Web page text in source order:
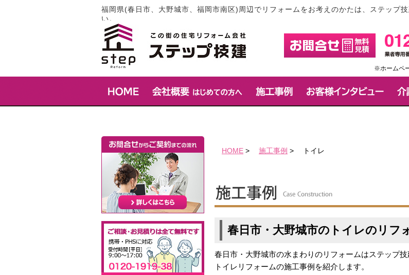
福岡県(春日市、大野城市、福岡市南区)周辺でリフォームをお考えのかたは、ステップ
い。
※ホームペ
HOME > 施工事例 > トイレ
春日市・大野城市のトイレのリフ
春日市・大野城市の水まわりのリフォームはステップ技
トイレリフォームの施工事例を紹介します。